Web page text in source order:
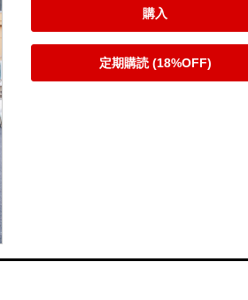
購入
定期購読 (18%OFF)